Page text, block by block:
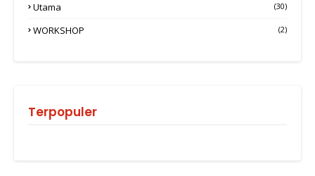
Utama (30)
WORKSHOP (2)
Terpopuler